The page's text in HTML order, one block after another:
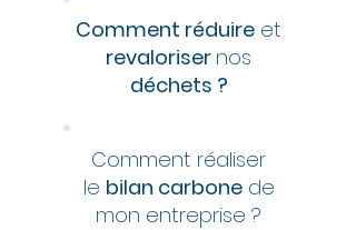
Comment réduire et
revaloriser nos
déchets ?
Comment réaliser
le bilan carbonede
mon entreprise ?